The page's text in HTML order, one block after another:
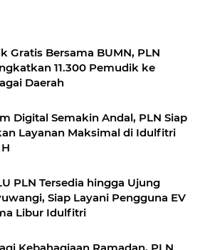
Gratis Bersama BUMN, PLN
11.300 Pemudik ke
Daerah
Digital Semakin Andal, PLN Siap
Layanan Maksimal di Idulfitri
PLN Tersedia hingga Ujung
Siap Layani Pengguna EV
Libur Idulfitri
Kebahagiaan Ramadan, PLN